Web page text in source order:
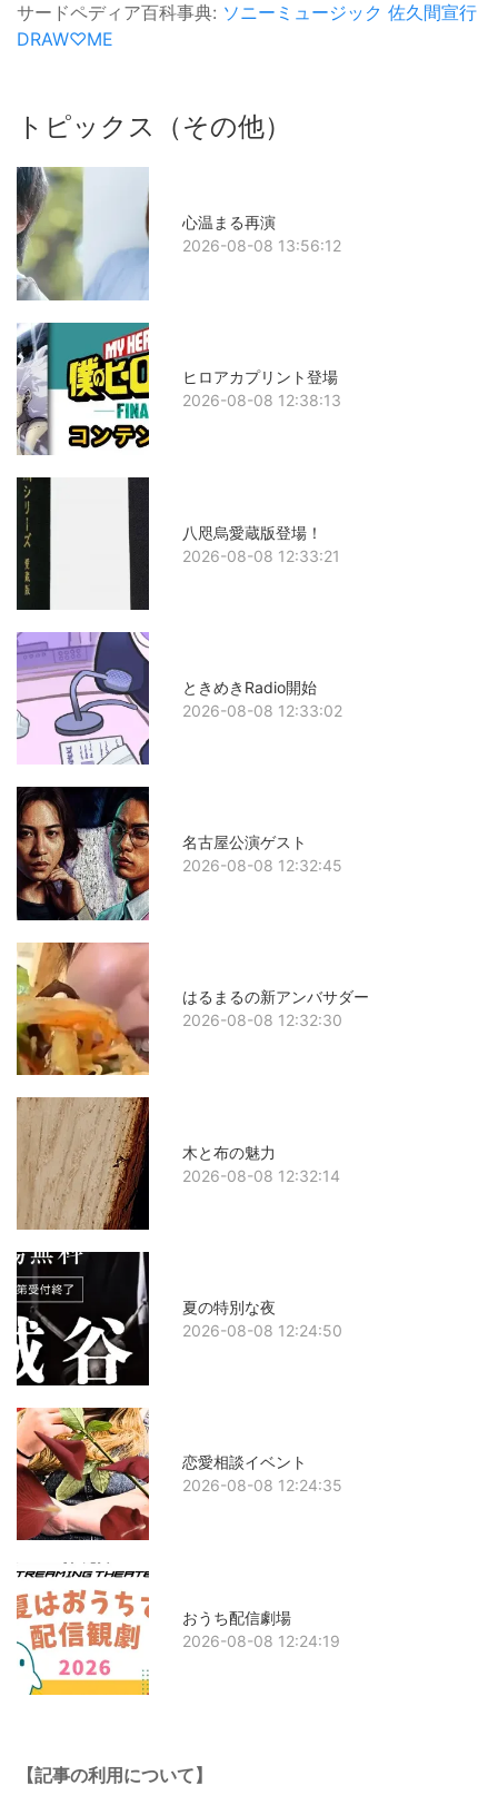
サードペディア百科事典: ソニーミュージック 佐久間宣行
DRAW♡ME
トピックス（その他）
心温まる再演
2026-08-08 13:56:12
ヒロアカプリント登場
2026-08-08 12:38:13
八咫烏愛蔵版登場！
2026-08-08 12:33:21
ときめきRadio開始
2026-08-08 12:33:02
名古屋公演ゲスト
2026-08-08 12:32:45
はるまるの新アンバサダー
2026-08-08 12:32:30
木と布の魅力
2026-08-08 12:32:14
夏の特別な夜
2026-08-08 12:24:50
恋愛相談イベント
2026-08-08 12:24:35
おうち配信劇場
2026-08-08 12:24:19
【記事の利用について】